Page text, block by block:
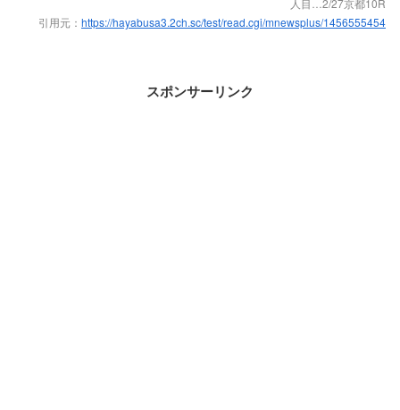
引用元： https://hayabusa3.2ch.sc/test/read.cgi/mnewsplus/1456555454
スポンサーリンク